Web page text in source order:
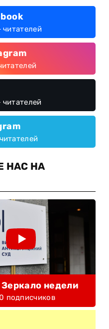
читателей
читателей
НАС НА
Зеркало недели
подписчиков